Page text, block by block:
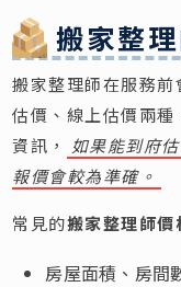
搬家整
搬家整理師在服務
估價、線上估價兩
資訊，
如果能到府
報價會較為準確。
常見的搬家整理師
房屋面積、房間